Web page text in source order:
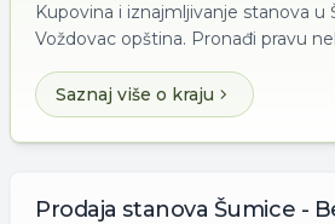
Kupovina i iznajmljivanje stanova u
Voždovac opština. Pronađi pravu
Saznaj više o kraju
Prodaja stanova Šumice -